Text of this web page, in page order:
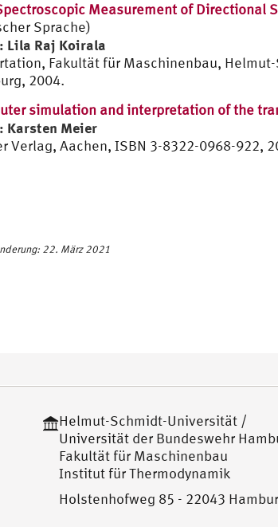
Measurement of
Sprache)
Lila Raj Koirala
Fakultät für Maschinenbau,
2004.
simulation and interpretation of the
Karsten Meier
Verlag, Aachen, ISBN 3-8322-0968-922,
22. März 2021
Helmut-Schmidt-Universität /
Universität der Bundeswehr
Fakultät für Maschinenbau
Institut für Thermodynamik
Holstenhofweg 85 - 22043